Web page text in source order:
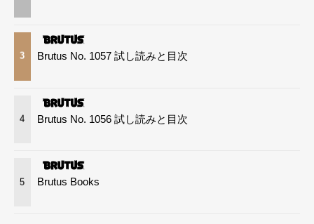
3 Brutus No. 1057 試し読みと目次
4 Brutus No. 1056 試し読みと目次
5 Brutus Books